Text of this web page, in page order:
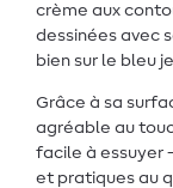
crème aux
dessinées avec
bien sur le bleu
Grâce à sa
agréable au
facile à essuyer
et pratiques au